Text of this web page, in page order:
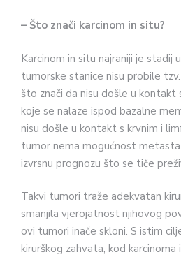
– Što znači karcinom in situ?
Karcinom in situ najraniji je stadij
tumorske stanice nisu probile
što znači da nisu došle u kontakt
koje se nalaze ispod bazalne
nisu došle u kontakt s krvnim i
tumor nema mogućnost
izvrsnu prognozu što se tiče
Takvi tumori traže adekvatan
smanjila vjerojatnost njihovog
ovi tumori inače skloni. S istim
kirurškog zahvata, kod